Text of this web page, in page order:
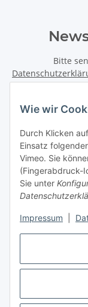
Wie wir
Durch Klicken
Einsatz
Vimeo. Sie
(Fingerabdruck-
Sie unter
Impressum
Bitte
Informationen
Newsletter
Informationen
Gesetzliche